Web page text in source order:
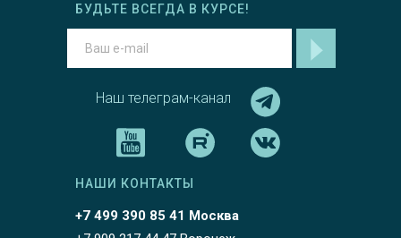
Наш телеграм-канал
БУДЬТЕ ВСЕГДА В КУРСЕ!
+7 499 390 85 41 Москва
НАШИ КОНТАКТЫ